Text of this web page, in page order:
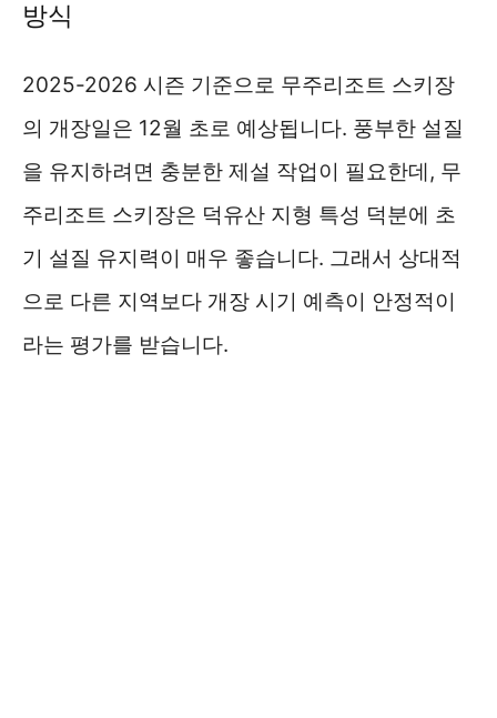
방식
2025-2026 시즌 기준으로 무주리조트 스키장
의 개장일은 12월 초로 예상됩니다. 풍부한 설질
을 유지하려면 충분한 제설 작업이 필요한데, 무
주리조트 스키장은 덕유산 지형 특성 덕분에 초
기 설질 유지력이 매우 좋습니다. 그래서 상대적
으로 다른 지역보다 개장 시기 예측이 안정적이
라는 평가를 받습니다.